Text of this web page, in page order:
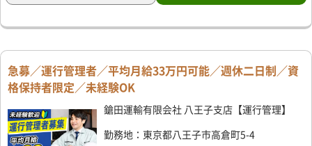
急募／運行管理者／平均月給33万円可能／週休二日制／資
格保持者限定／未経験OK
鎗田運輸有限会社 八王子支店【運行管理】
勤務地：東京都八王子市高倉町5-4